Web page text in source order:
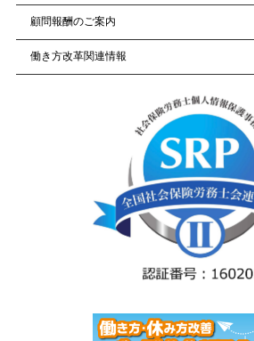
顧問報酬のご案内
働き方改革関連情報